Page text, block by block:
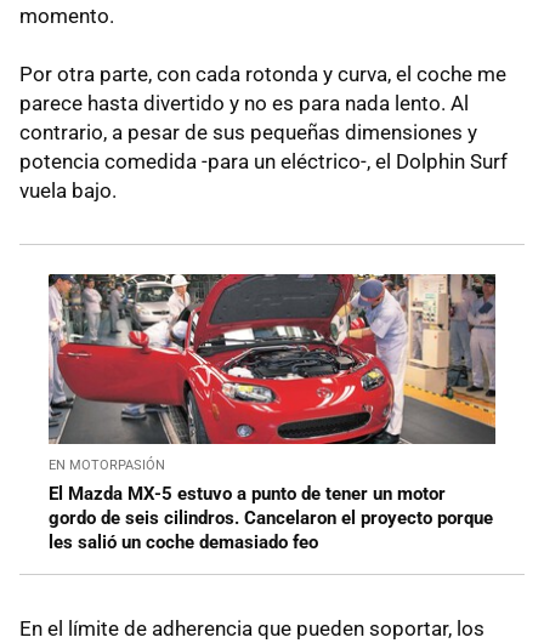
momento.
Por otra parte, con cada rotonda y curva, el coche me
parece hasta divertido y no es para nada lento. Al
contrario, a pesar de sus pequeñas dimensiones y
potencia comedida -para un eléctrico-, el Dolphin Surf
vuela bajo.
EN MOTORPASIÓN
El Mazda MX-5 estuvo a punto de tener un motor
gordo de seis cilindros. Cancelaron el proyecto porque
les salió un coche demasiado feo
En el límite de adherencia que pueden soportar, los